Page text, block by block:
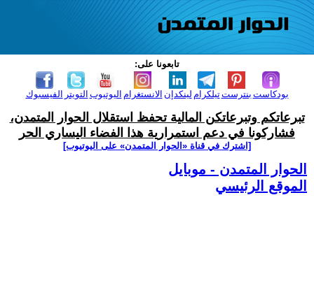
تابعونا على:
الفيسبوك التويتر اليوتيوب الانستغرام لينكدإن تيلكرامبنترست بودكاست
تبرعاتكم وتبرعاتكن المالية تحفظ استقلال الحوار المتمدن،
فشاركونا في دعم استمرارية هذا الفضاء اليساري الحر
[اشترك في قناة ‫«الحوار المتمدن» على اليوتيوب]
الحوار المتمدن - موبايل
الموقع الرئيسي